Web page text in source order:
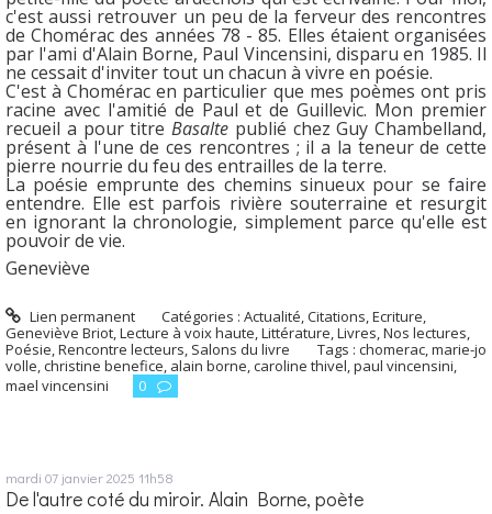
c'est aussi retrouver un peu de la ferveur des rencontres
de Chomérac des années 78 - 85. Elles étaient organisées
par l'ami d'Alain Borne, Paul Vincensini, disparu en 1985. Il
ne cessait d'inviter tout un chacun à vivre en poésie.
C'est à Chomérac en particulier que mes poèmes ont pris
racine avec l'amitié de Paul et de Guillevic. Mon premier
recueil a pour titre Basalte publié chez Guy Chambelland,
présent à l'une de ces rencontres ; il a la teneur de cette
pierre nourrie du feu des entrailles de la terre.
La poésie emprunte des chemins sinueux pour se faire
entendre. Elle est parfois rivière souterraine et resurgit
en ignorant la chronologie, simplement parce qu'elle est
pouvoir de vie.
Geneviève
Lien permanent Catégories :Actualité,Citations,Ecriture,
Geneviève Briot,Lecture à voix haute,Littérature,Livres,Nos lectures,
Poésie,Rencontre lecteurs, Salons du livre Tags : chomerac,marie-jo
volle,christine benefice, alain borne,caroline thivel,paul vincensini,
mael vincensini
0
mardi 07 janvier 2025 11h58
De l'autre coté du miroir. Alain Borne, poète